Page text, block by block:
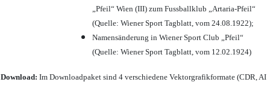
„Pfeil“ Wien (III) zum Fussballklub „Artaria-Pfeil“
(Quelle: Wiener Sport Tagblatt, vom 24.08.1922);
Namensänderung in Wiener Sport Club „Pfeil“
(Quelle: Wiener Sport Tagblatt, vom 12.02.1924)
Download: Im Downloadpaket sind 4 verschiedene Vektorgrafikformate (CDR, AI